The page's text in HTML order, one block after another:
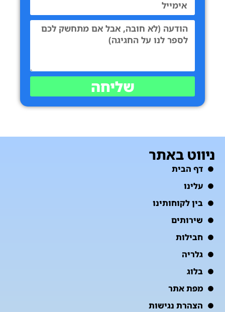
שליחה
ניווט באתר
דף הבית
עלינו
בין לקוחותינו
שירותים
חבילות
גלריה
בלוג
מפת אתר
הצהרת נגישות